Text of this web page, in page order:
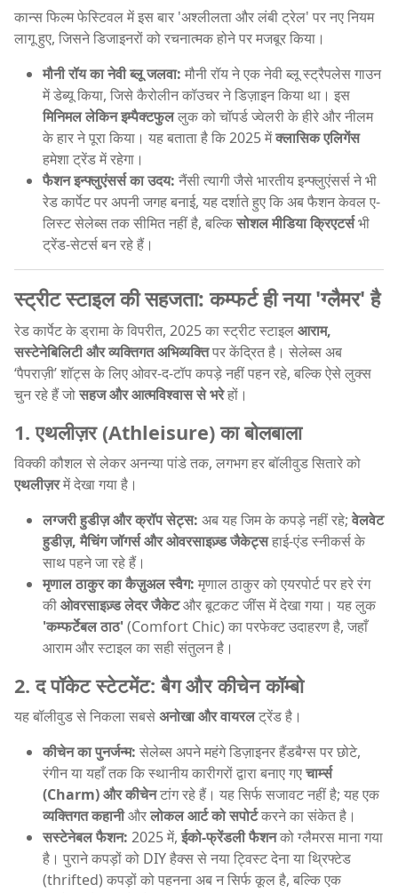
कान्स फिल्म फेस्टिवल में इस बार 'अश्लीलता और लंबी ट्रेल' पर नए नियम
लागू हुए, जिसने डिजाइनरों को रचनात्मक होने पर मजबूर किया।
मौनी रॉय का नेवी ब्लू जलवा: मौनी रॉय ने एक नेवी ब्लू स्ट्रैपलेस गाउन
में डेब्यू किया, जिसे कैरोलीन कॉउचर ने डिज़ाइन किया था। इस
मिनिमल लेकिन इम्पैक्टफुललुक को चॉपर्ड ज्वेलरी के हीरे और नीलम
के हार ने पूरा किया। यह बताता है कि 2025 मेंक्लासिक एलिगेंस
हमेशा ट्रेंड में रहेगा।
फैशन इन्फ्लुएंसर्स का उदय: नैंसी त्यागी जैसे भारतीय इन्फ्लुएंसर्स ने भी
रेड कार्पेट पर अपनी जगह बनाई, यह दर्शाते हुए कि अब फैशन केवल ए-
लिस्ट सेलेब्स तक सीमित नहीं है, बल्किसोशल मीडिया क्रिएटर्सभी
ट्रेंड-सेटर्स बन रहे हैं।
स्ट्रीट स्टाइल की सहजता: कम्फर्ट ही नया 'ग्लैमर' है
रेड कार्पेट के ड्रामा के विपरीत, 2025 का स्ट्रीट स्टाइलआराम,
सस्टेनेबिलिटी और व्यक्तिगत अभिव्यक्तिपर केंद्रित है। सेलेब्स अब
‘पैपराज़ी’ शॉट्स के लिए ओवर-द-टॉप कपड़े नहीं पहन रहे, बल्कि ऐसे लुक्स
चुन रहे हैं जोसहज और आत्मविश्वास से भरेहों।
1. एथलीज़र (Athleisure) का बोलबाला
विक्की कौशल से लेकर अनन्या पांडे तक, लगभग हर बॉलीवुड सितारे को
एथलीज़रमें देखा गया है।
लग्जरी हुडीज़ और क्रॉप सेट्स: अब यह जिम के कपड़े नहीं रहे;वेलवेट
हुडीज़, मैचिंग जॉगर्स और ओवरसाइज़्ड जैकेट्सहाई-एंड स्नीकर्स के
साथ पहने जा रहे हैं।
मृणाल ठाकुर का कैज़ुअल स्वैग: मृणाल ठाकुर को एयरपोर्ट पर हरे रंग
कीओवरसाइज़्ड लेदर जैकेटऔर बूटकट जींस में देखा गया। यह लुक
'कम्फर्टेबल ठाठ'(Comfort Chic) का परफेक्ट उदाहरण है, जहाँ
आराम और स्टाइल का सही संतुलन है।
2. द पॉकेट स्टेटमेंट: बैग और कीचेन कॉम्बो
यह बॉलीवुड से निकला सबसेअनोखा और वायरलट्रेंड है।
कीचेन का पुनर्जन्म: सेलेब्स अपने महंगे डिज़ाइनर हैंडबैग्स पर छोटे,
रंगीन या यहाँ तक कि स्थानीय कारीगरों द्वारा बनाए गएचार्म्स
(Charm) और कीचेनटांग रहे हैं। यह सिर्फ सजावट नहीं है; यह एक
व्यक्तिगत कहानीऔरलोकल आर्ट को सपोर्टकरने का संकेत है।
सस्टेनेबल फैशन: 2025 में,ईको-फ्रेंडली फैशनको ग्लैमरस माना गया
है। पुराने कपड़ों को DIY हैक्स से नया ट्विस्ट देना या थ्रिफ्टेड
(thrifted) कपड़ों को पहनना अब न सिर्फ कूल है, बल्कि एक